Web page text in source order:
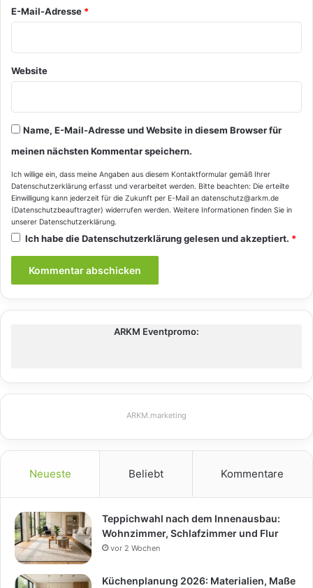
E-Mail-Adresse *
Website
Name, E-Mail-Adresse und Website in diesem Browser für
meinen nächsten Kommentar speichern.
Ich willige ein, dass meine Angaben aus diesem Kontaktformular gemäß Ihrer
Datenschutzerklärung erfasst und verarbeitet werden. Bitte beachten: Die erteilte
Einwilligung kann jederzeit für die Zukunft per E-Mail an datenschutz@arkm.de
(Datenschutzbeauftragter) widerrufen werden. Weitere Informationen finden Sie in
unserer Datenschutzerklärung.
Ich habe dieDatenschutzerklärunggelesen und akzeptiert. *
ARKM Eventpromo:
ARKM.marketing
Neueste Beliebt Kommentare
Teppichwahl nach dem Innenausbau:
Wohnzimmer, Schlafzimmer und Flur
vor 2 Wochen
Küchenplanung 2026: Materialien, Maße